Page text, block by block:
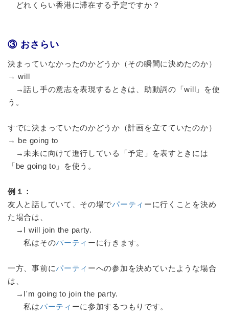
どれくらい香港に滞在する予定ですか？
③ おさらい
決まっていなかったのかどうか（その瞬間に決めたのか）
→ will
→話し手の意志を表現するときは、助動詞の「will」を使
う。
すでに決まっていたのかどうか（計画を立てていたのか）
→ be going to
→未来に向けて進行している「予定」を表すときには
「be going to」を使う。
例１：
友人と話していて、その場でパーティ ーに行くことを決め
た場合は、
→I will join the party.
私はそのパーティ ーに行きます。
一方、事前にパーティ ーへの参加を決めていたような場合
は、
→I'm going to join the party.
私はパーティ ーに参加するつもりです。